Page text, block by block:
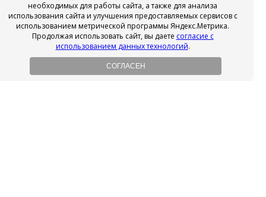
необходимых для работы сайта, а также для анализа
использования сайта и улучшения предоставляемых сервисов с
использованием метрической программы Яндекс.Метрика.
Продолжая использовать сайт, вы даете согласие с
использованием данных технологий.
СОГЛАСЕН